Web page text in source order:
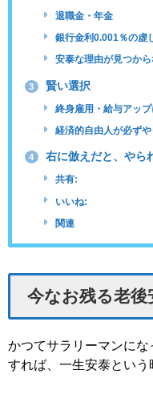
退職金・年金
銀行金利0.001％の虚
安泰な理由が見つか
3 賢い選択
終身雇用・給与アップ
経済的自由人が必ずや
4 右に倣えだと、やら
共有:
いいね:
関連
今なお残る老後
かつてサラリーマンに
すれば、一生安泰という